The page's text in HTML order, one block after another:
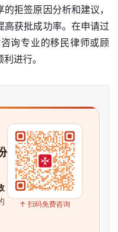
拒签原因分析和建议，
高获批成功率。在申请过
询专业的移民律师或顾
进行。
↑ 扫码免费咨询